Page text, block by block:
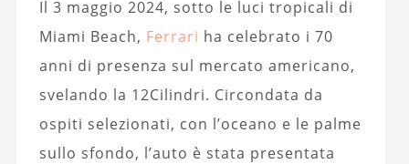
Il 3 maggio 2024, sotto le luci tropicali di
Miami Beach, Ferrari ha celebrato i 70
anni di presenza sul mercato americano,
svelando la 12Cilindri. Circondata da
ospiti selezionati, con l’oceano e le palme
sullo sfondo, l’auto è stata presentata